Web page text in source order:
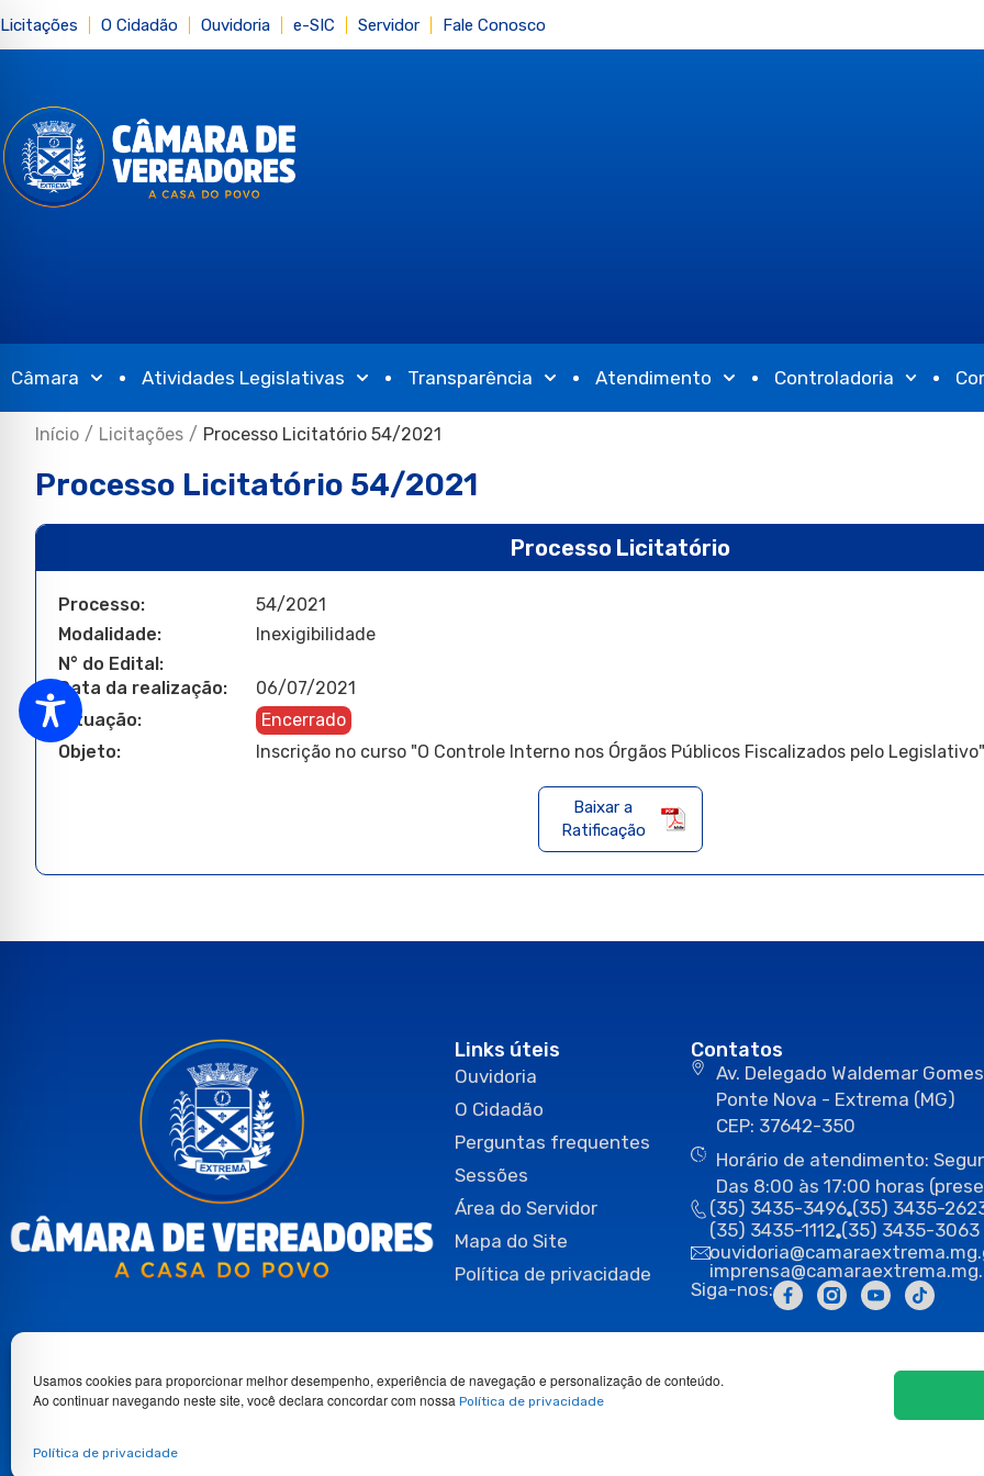
Usamos cookies para proporcionar melhor desempenho, experiência de navegação e personalização de conteúdo.
Ao continuar navegando neste site, você declara concordar com nossa Política de privacidade
Política de privacidade
Licitações O Cidadão Ouvidoria e-SIC Servidor Fale Conosco
Câmara Atividades Legislativas Transparência Atendimento Controladoria
Início / Licitações / Processo Licitatório 54/2021
Processo Licitatório 54/2021
Processo Licitatório
Processo:
54/2021
Modalidade:
Inexigibilidade
N° do Edital:
Data da realização:
06/07/2021
Situação:
Encerrado
Objeto:
Inscrição no curso "O Controle Interno nos Órgãos Públicos Fiscalizados pelo Legislativo"
Baixar a
Ratificação
Links úteis
Ouvidoria
O Cidadão
Perguntas frequentes
Sessões
Área do Servidor
Mapa do Site
Política de privacidade
Contatos
Av. Delegado Waldemar
Ponte Nova - Extrema (MG)
CEP: 37642-350
Horário de atendimento:
Das 8:00 às 17:00 horas
(35) 3435-3496 (35) 3435-
(35) 3435-1112 (35) 3435-3063
Siga-nos:
Copyright 2026© Todos os direitos reservados.